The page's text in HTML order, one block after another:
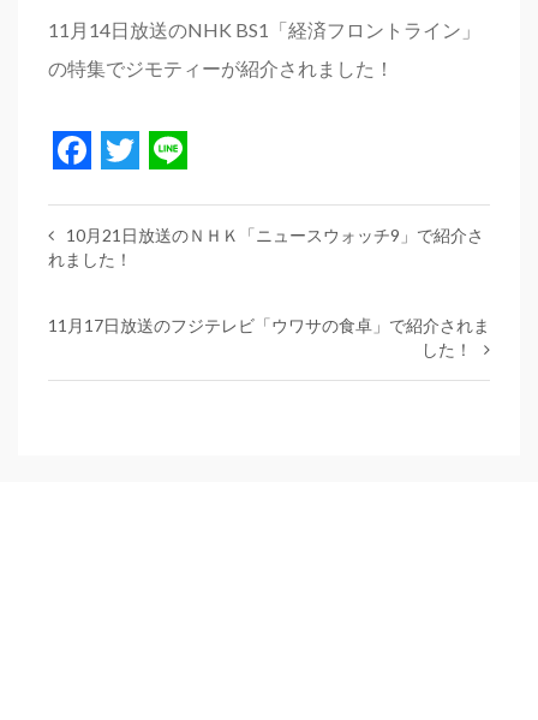
11月14日放送のNHK BS1「経済フロントライン」
の特集でジモティーが紹介されました！
Facebook
Twitter
10月21日放送のＮＨＫ「ニュースウォッチ9」で紹介さ
れました！
11月17日放送のフジテレビ「ウワサの食卓」で紹介されま
した！